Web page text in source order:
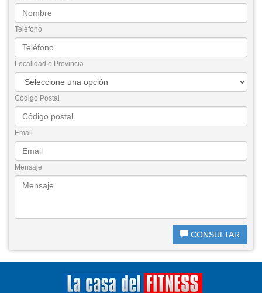
Teléfono
Localidad o Provincia
Código Postal
Email
Mensaje
CONSULTAR